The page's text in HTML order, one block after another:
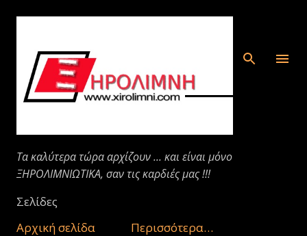
Μετάβαση στο κύριο περιεχόμενο
Τα καλύτερα τώρα αρχίζουν ... και είναι μόνο
ΞΗΡΟΛΙΜΝΙΩΤΙΚΑ, σαν τις καρδιές μας !!!
Σελίδες
Αρχική σελίδα
Περισσότερα…